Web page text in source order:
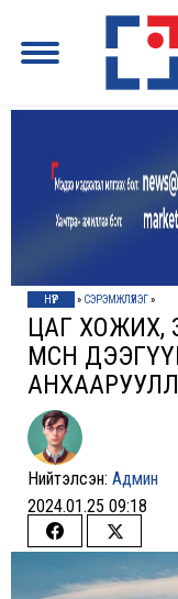
НҮҮР » СЭРЭМЖЛҮҮЛЭГ»
ЦАГ ХОЖИХ,
МӨСӨН
Нийтэлсэн: Админ
2024.01.25 09:18
Share
on
Share
on